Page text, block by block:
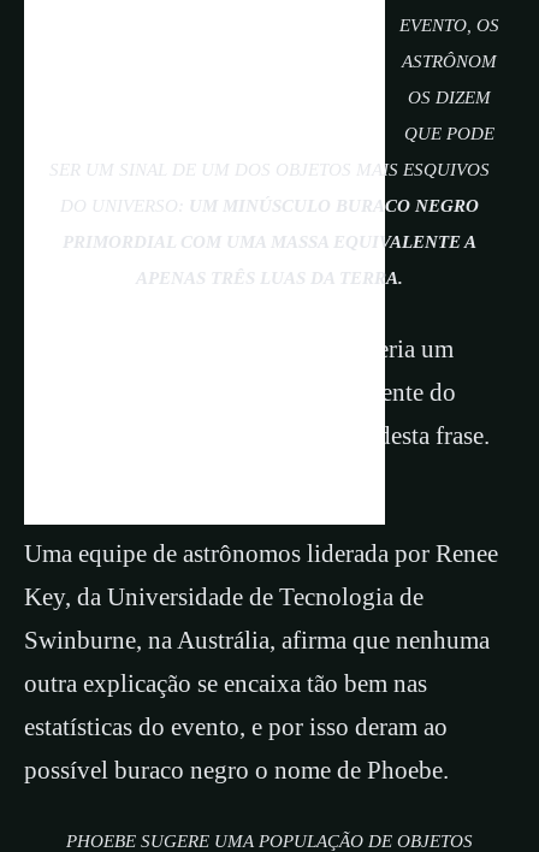
EVENTO, OS
ASTRÔNOM
OS DIZEM
QUE PODE
SER UM SINAL DE UM DOS OBJETOS MAIS ESQUIVOS
DO UNIVERSO:
UM MINÚSCULO BURACO NEGRO
PRIMORDIAL COM UMA MASSA EQUIVALENTE A
APENAS TRÊS LUAS DA TERRA.
Um buraco negro com essa massa teria um
horizonte de eventos aproximadamente do
mesmo tamanho que o ponto final desta frase.
Uma equipe de astrônomos liderada por Renee
Key, da Universidade de Tecnologia de
Swinburne, na Austrália, afirma que nenhuma
outra explicação se encaixa tão bem nas
estatísticas do evento, e por isso deram ao
possível buraco negro o nome de Phoebe.
PHOEBE SUGERE UMA POPULAÇÃO DE OBJETOS